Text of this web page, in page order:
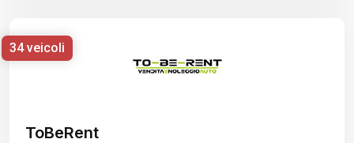
34 veicoli
ToBeRent